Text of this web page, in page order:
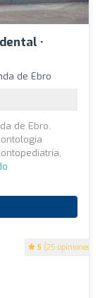
·
5 (25 opiniones)
de Ebro
de Ebro.